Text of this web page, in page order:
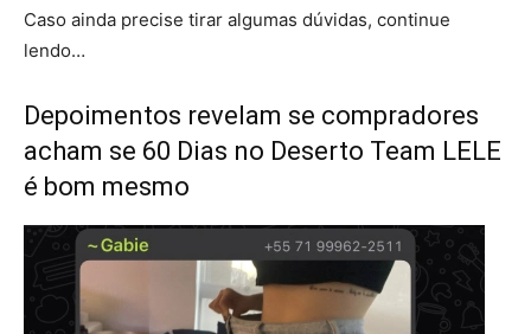
Caso ainda precise tirar algumas dúvidas, continue
lendo…
Depoimentos revelam se compradores
acham se 60 Dias no Deserto Team LELE
é bom mesmo